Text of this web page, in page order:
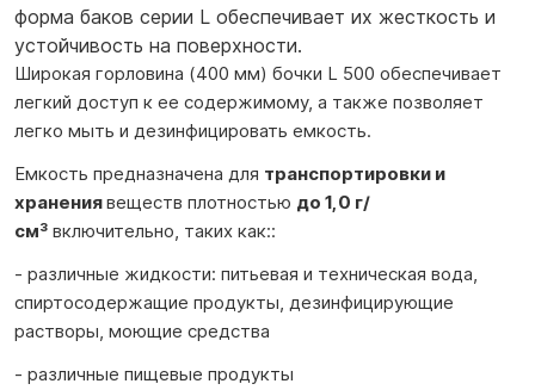
форма баков серии L обеспечивает их жесткость и
устойчивость на поверхности.
Широкая горловина (400 мм) бочки L 500 обеспечивает
легкий доступ к ее содержимому, а также позволяет
легко мыть и дезинфицировать емкость.
Емкость предназначена для транспортировки и
хранениявеществ плотностью до 1,0 г/
см³ включительно, таких как::
- различные жидкости: питьевая и техническая вода,
спиртосодержащие продукты, дезинфицирующие
растворы, моющие средства
- различные пищевые продукты